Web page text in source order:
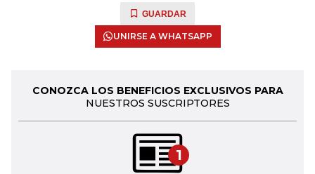
GUARDAR
UNIRSE A WHATSAPP
CONOZCA LOS BENEFICIOS EXCLUSIVOS PARA
NUESTROS SUSCRIPTORES
1